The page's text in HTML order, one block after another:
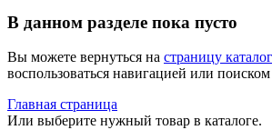
В данном разделе пока пусто
Вы можете вернуться на страницу
воспользоваться навигацией или поиском
Главная страница
Или выберите нужный товар в каталоге.